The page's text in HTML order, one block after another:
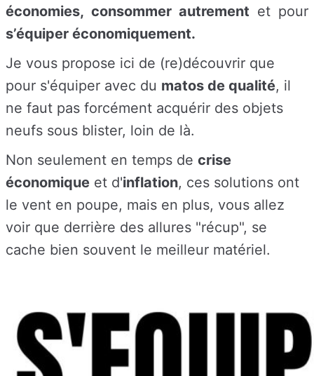
économies, consommer autrement et pour
s’équiper économiquement.
Je vous propose ici de (re)découvrir que
pour s'équiper avec du matos de qualité, il
ne faut pas forcément acquérir des objets
neufs sous blister, loin de là.
Non seulement en temps de crise
économique et d'inflation, ces solutions ont
le vent en poupe, mais en plus, vous allez
voir que derrière des allures "récup", se
cache bien souvent le meilleur matériel.